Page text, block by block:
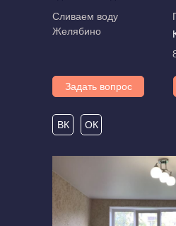
Сливаем воду
Желябино
Задать вопрос
ВК ОК